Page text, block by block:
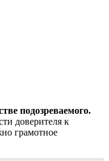
подозреваемого.
доверителя к
грамотное